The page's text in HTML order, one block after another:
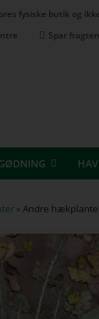
fysiske butik og
Spar
» Andre